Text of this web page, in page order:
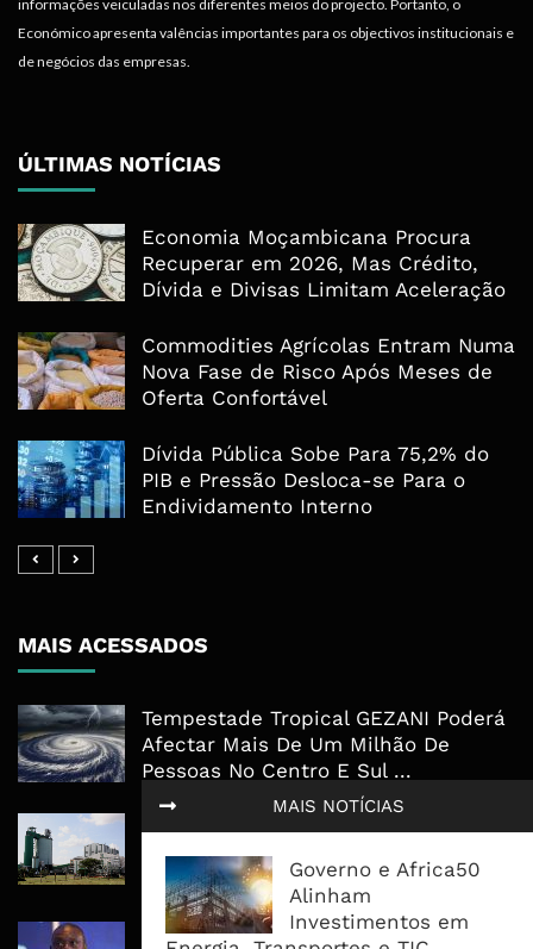
MAIS NOTÍCIAS
Governo e Africa50
Alinham
Investimentos em
informações veiculadas nos diferentes meios do projecto. Portanto, o
Económico apresenta valências importantes para os objectivos institucionais e
de negócios das empresas.
ÚLTIMAS NOTÍCIAS
Economia Moçambicana Procura
Recuperar em 2026, Mas Crédito,
Dívida e Divisas Limitam Aceleração
Commodities Agrícolas Entram Numa
Nova Fase de Risco Após Meses de
Oferta Confortável
Dívida Pública Sobe Para 75,2% do
PIB e Pressão Desloca-se Para o
Endividamento Interno
MAIS ACESSADOS
Tempestade Tropical GEZANI Poderá
Afectar Mais De Um Milhão De
Pessoas No Centro E Sul ...
Governo admite nova operadora
para a Mozal após suspensão das
operações
CEO do Standard Bank pede ao